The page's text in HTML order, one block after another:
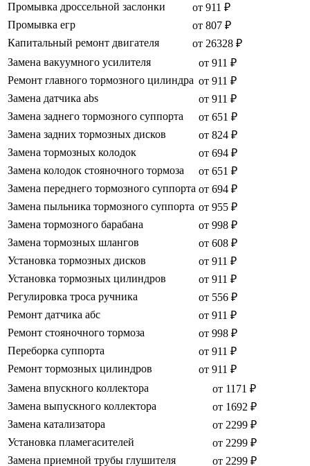
Промывка дроссельной заслонки
от 911 ₽
Промывка егр
от 807 ₽
Капитальный ремонт двигателя
от 26328 ₽
Замена вакуумного усилителя
от 911 ₽
Ремонт главного тормозного цилиндра от 911 ₽
Замена датчика abs
от 911 ₽
Замена заднего тормозного суппорта
от 651 ₽
Замена задних тормозных дисков
от 824 ₽
Замена тормозных колодок
от 694 ₽
Замена колодок стояночного тормоза
от 651 ₽
Замена переднего тормозного суппорта от 694 ₽
Замена пыльника тормозного суппорта от 955 ₽
Замена тормозного барабана
от 998 ₽
Замена тормозных шлангов
от 608 ₽
Установка тормозных дисков
от 911 ₽
Установка тормозных цилиндров
от 911 ₽
Регулировка троса ручника
от 556 ₽
Ремонт датчика абс
от 911 ₽
Ремонт стояночного тормоза
от 998 ₽
Переборка суппорта
от 911 ₽
Ремонт тормозных цилиндров
от 911 ₽
Замена впускного коллектора
от 1171 ₽
Замена выпускного коллектора
от 1692 ₽
Замена катализатора
от 2299 ₽
Установка пламегасителей
от 2299 ₽
Замена приемной трубы глушителя
от 2299 ₽